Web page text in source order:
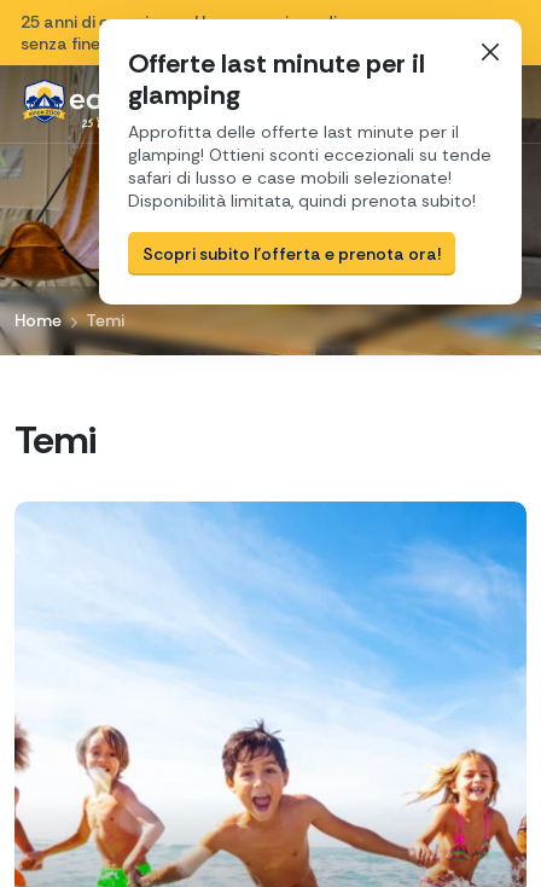
Offerte last minute per il
glamping
Approfitta delle offerte last minute per il
glamping! Ottieni sconti eccezionali su tende
safari di lusso e case mobili selezionate!
Disponibilità limitata, quindi prenota subito!
Scopri subito l'offerta e prenota ora!
25 anni di esperienza, Una sensazione di vacanza
senza fine e una passione per la Croazia.
Home Temi
Temi